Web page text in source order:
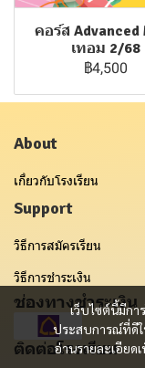
คอร์ส Advanced
เทอม 2/68
฿4,500
เว็บไซต์นี้มีก
ประสบการณ์ที่ดีใ
อ่านรายละเอียด
About
เกี่ยวกับโรงเรียน
Support
วิธีการสมัครเรียน
วิธีการชำระเงิน
ช่องทางชำระเงิน
ติดต่อโรงเรียน